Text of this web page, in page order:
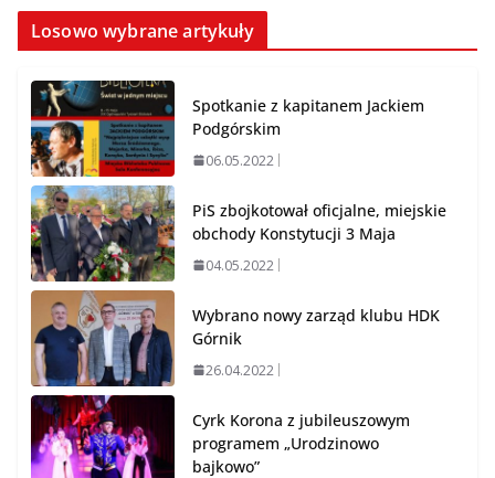
Losowo wybrane artykuły
Spotkanie z kapitanem Jackiem
Podgórskim
06.05.2022
PiS zbojkotował oficjalne, miejskie
obchody Konstytucji 3 Maja
04.05.2022
Wybrano nowy zarząd klubu HDK
Górnik
26.04.2022
Cyrk Korona z jubileuszowym
programem „Urodzinowo
bajkowo”